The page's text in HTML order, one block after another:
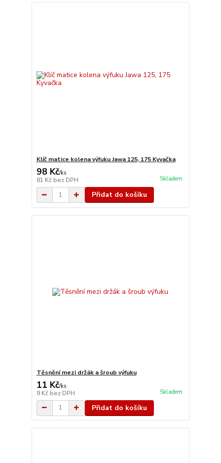
Klíč matice kolena výfuku Jawa 125, 175 Kyvačka
98 Kč/ks
81 Kč bez DPH Skladem
Přidat do košíku
Těsnění mezi držák a šroub výfuku
11 Kč/ks
9 Kč bez DPH Skladem
Přidat do košíku